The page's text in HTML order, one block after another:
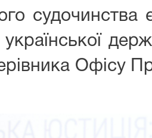
судочинства
Офісу